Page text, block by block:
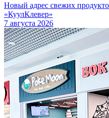
Новый адрес свежих
«КуулКлевер»
7 августа 2026